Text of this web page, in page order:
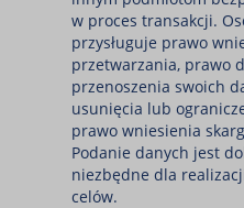
w proces transakcji.
przysługuje prawo
przetwarzania, prawo
przenoszenia swoich
usunięcia lub
prawo wniesienia
Podanie danych jest
niezbędne dla
celów.